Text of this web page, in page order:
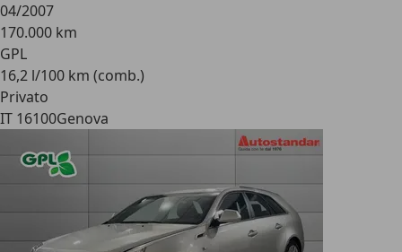
04/2007
170.000 km
GPL
16,2 l/100 km (comb.)
Privato
IT 16100Genova